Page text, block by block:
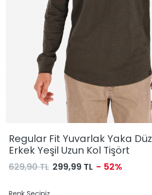
Regular Fit Yuvarlak Yaka Düz
Erkek Yeşil Uzun Kol Tişört
629,90 TL 299,99 TL - 52%